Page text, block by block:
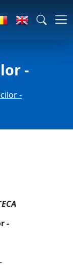
-
-
-